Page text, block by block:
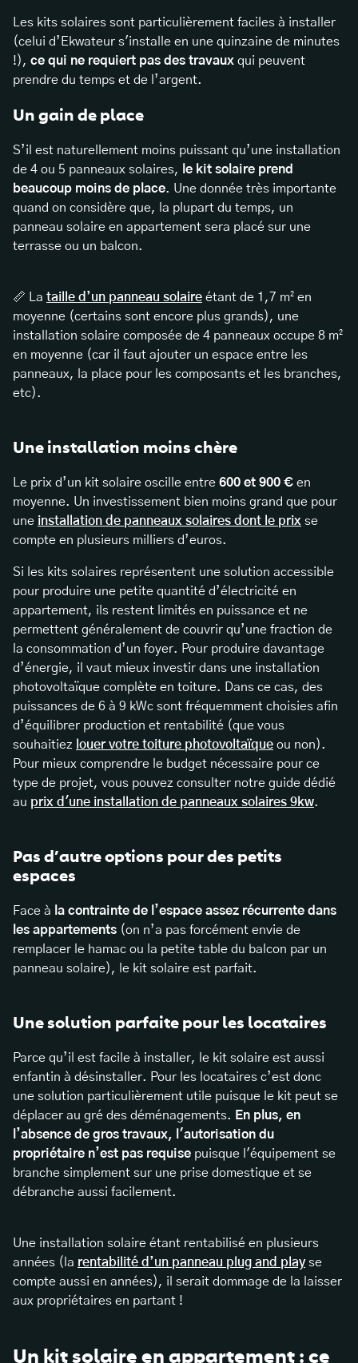
Les kits solaires sont particulièrement faciles à installer
(celui d’Ekwateur s'installe en une quinzaine de minutes
!), ce qui ne requiert pas des travaux qui peuvent
prendre du temps et de l’argent.
Un gain de place
S’il est naturellement moins puissant qu’une installation
de 4 ou 5 panneaux solaires,
le kit solaire prend
beaucoup moins de place. Une donnée très importante
quand on considère que, la plupart du temps, un
panneau solaire en appartement sera placé sur une
terrasse ou un balcon.
📏 La taille d’un panneau solaire étant de 1,7 m² en
moyenne (certains sont encore plus grands), une
installation solaire composée de 4 panneaux occupe 8 m²
en moyenne (car il faut ajouter un espace entre les
panneaux, la place pour les composants et les branches,
etc).
Une installation moins chère
Le prix d’un kit solaire oscille entre 600 et 900 € en
moyenne. Un investissement bien moins grand que pour
une installation de panneaux solaires dont le prix se
compte en plusieurs milliers d’euros.
Si les kits solaires représentent une solution accessible
pour produire une petite quantité d’électricité en
appartement, ils restent limités en puissance et ne
permettent généralement de couvrir qu’une fraction de
la consommation d’un foyer. Pour produire davantage
d’énergie, il vaut mieux investir dans une installation
photovoltaïque complète en toiture. Dans ce cas, des
puissances de 6 à 9 kWc sont fréquemment choisies afin
d’équilibrer production et rentabilité (que vous
souhaitiez louer votre toiture photovoltaïque ou non).
Pour mieux comprendre le budget nécessaire pour ce
type de projet, vous pouvez consulter notre guide dédié
au prix d'une installation de panneaux solaires 9kw.
Pas d’autre options pour des petits
espaces
Face à la contrainte de l’espace assez récurrente dans
les appartements (on n’a pas forcément envie de
remplacer le hamac ou la petite table du balcon par un
panneau solaire), le kit solaire est parfait.
Une solution parfaite pour les locataires
Parce qu’il est facile à installer, le kit solaire est aussi
enfantin à désinstaller. Pour les locataires c’est donc
une solution particulièrement utile puisque le kit peut se
déplacer au gré des déménagements. En plus, en
l’absence de gros travaux, l'autorisation du
propriétaire n’est pas requise puisque l'équipement se
branche simplement sur une prise domestique et se
débranche aussi facilement.
Une installation solaire étant rentabilisé en plusieurs
années (la rentabilité d’un panneau plug and playse
compte aussi en années), il serait dommage de la laisser
aux propriétaires en partant !
Un kit solaire en appartement : ce